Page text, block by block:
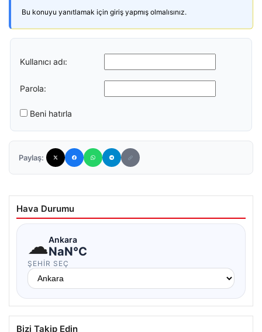
Bu konuyu yanıtlamak için giriş yapmış olmalısınız.
Kullanıcı adı:
Parola:
Beni hatırla
Paylaş:
Hava Durumu
☁Ankara
NaN°C
ŞEHIR SEÇ
Bizi Takip Edin